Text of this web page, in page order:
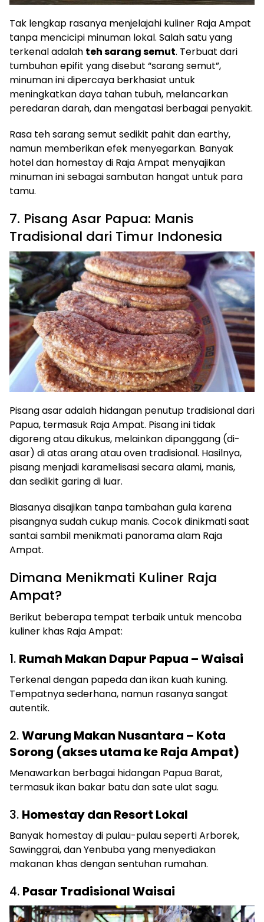
Tak lengkap rasanya menjelajahi kuliner Raja Ampat
tanpa mencicipi minuman lokal. Salah satu yang
terkenal adalah teh sarang semut. Terbuat dari
tumbuhan epifit yang disebut “sarang semut”,
minuman ini dipercaya berkhasiat untuk
meningkatkan daya tahan tubuh, melancarkan
peredaran darah, dan mengatasi berbagai penyakit.
Rasa teh sarang semut sedikit pahit dan earthy,
namun memberikan efek menyegarkan. Banyak
hotel dan homestay di Raja Ampat menyajikan
minuman ini sebagai sambutan hangat untuk para
tamu.
7. Pisang Asar Papua: Manis
Tradisional dari Timur Indonesia
Pisang asar adalah hidangan penutup tradisional dari
Papua, termasuk Raja Ampat. Pisang ini tidak
digoreng atau dikukus, melainkan dipanggang (di-
asar) di atas arang atau oven tradisional. Hasilnya,
pisang menjadi karamelisasi secara alami, manis,
dan sedikit garing di luar.
Biasanya disajikan tanpa tambahan gula karena
pisangnya sudah cukup manis. Cocok dinikmati saat
santai sambil menikmati panorama alam Raja
Ampat.
Dimana Menikmati Kuliner Raja
Ampat?
Berikut beberapa tempat terbaik untuk mencoba
kuliner khas Raja Ampat:
1. Rumah Makan Dapur Papua – Waisai
Terkenal dengan papeda dan ikan kuah kuning.
Tempatnya sederhana, namun rasanya sangat
autentik.
2.Warung Makan Nusantara – Kota
Sorong (akses utama ke Raja Ampat)
Menawarkan berbagai hidangan Papua Barat,
termasuk ikan bakar batu dan sate ulat sagu.
3. Homestay dan Resort Lokal
Banyak homestay di pulau-pulau seperti Arborek,
Sawinggrai, dan Yenbuba yang menyediakan
makanan khas dengan sentuhan rumahan.
4. Pasar Tradisional Waisai